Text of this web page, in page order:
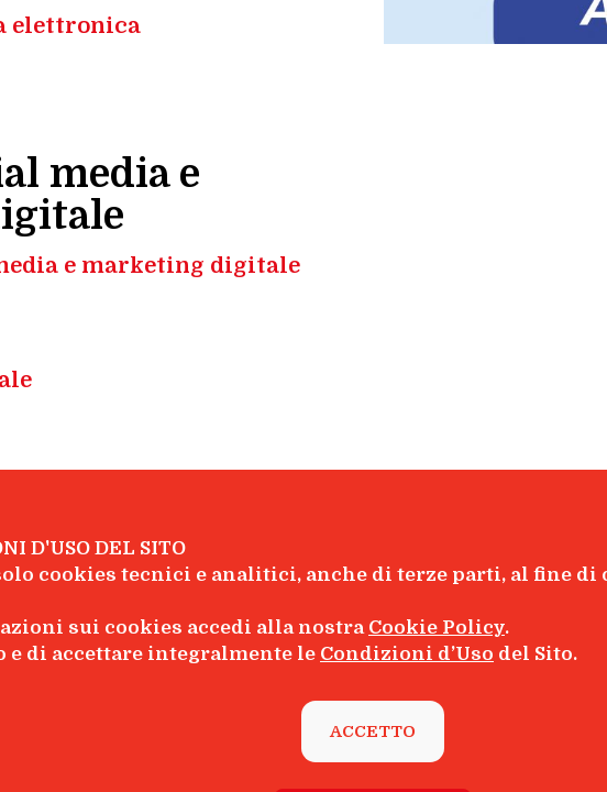
elettronica
media e
e marketing digitale
Feltrinelli Editore S.r.l. - P.I. 04628780969
policy|Chi Siamo|Contatti
D'USO DEL SITO
cookies tecnici e analitici, anche di terze parti, al fine
sui cookies accedi alla nostra Cookie Policy.
e di accettare integralmente le Condizioni d’Uso del Sito.
ACCETTO